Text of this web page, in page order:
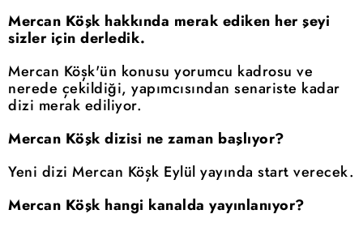
Mercan Köşk hakkında merak ediken her şeyi
sizler için derledik.
Mercan Köşk'ün konusu yorumcu kadrosu ve
nerede çekildiği, yapımcısından senariste kadar
dizi merak ediliyor.
Mercan Köşk dizisi ne zaman başlıyor?
Yeni dizi Mercan Köşk Eylül yayında start verecek.
Mercan Köşk hangi kanalda yayınlanıyor?